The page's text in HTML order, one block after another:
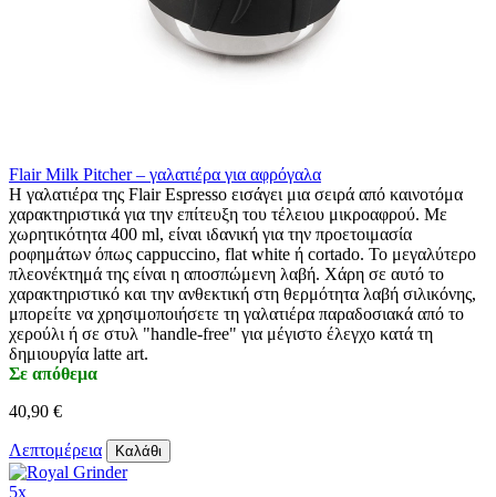
Flair Milk Pitcher – γαλατιέρα για αφρόγαλα
Η γαλατιέρα της Flair Espresso εισάγει μια σειρά από καινοτόμα
χαρακτηριστικά για την επίτευξη του τέλειου μικροαφρού. Με
χωρητικότητα 400 ml, είναι ιδανική για την προετοιμασία
ροφημάτων όπως cappuccino, flat white ή cortado. Το μεγαλύτερο
πλεονέκτημά της είναι η αποσπώμενη λαβή. Χάρη σε αυτό το
χαρακτηριστικό και την ανθεκτική στη θερμότητα λαβή σιλικόνης,
μπορείτε να χρησιμοποιήσετε τη γαλατιέρα παραδοσιακά από το
χερούλι ή σε στυλ "handle-free" για μέγιστο έλεγχο κατά τη
δημιουργία latte art.
Σε απόθεμα
40,90 €
Λεπτομέρεια Καλάθι
5x